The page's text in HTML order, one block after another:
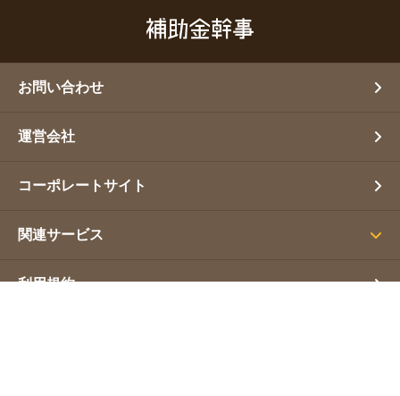
お問い合わせ
運営会社
コーポレートサイト
関連サービス
利用規約